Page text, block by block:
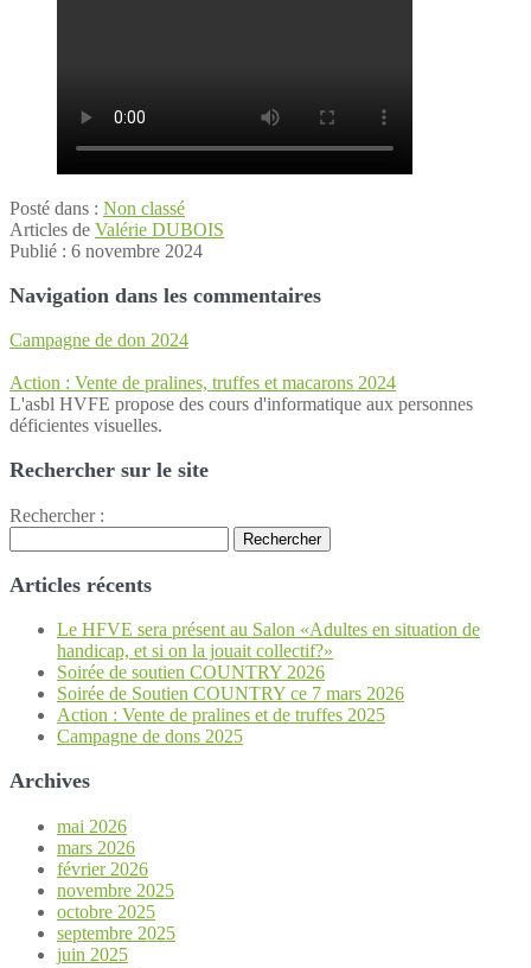
Posté dans : Non classé
Articles de Valérie DUBOIS
Publié : 6 novembre 2024
Navigation dans les commentaires
Campagne de don 2024
Action : Vente de pralines, truffes et macarons 2024
L'asbl HVFE propose des cours d'informatique aux personnes
déficientes visuelles.
Rechercher sur le site
Rechercher :
Rechercher
Articles récents
Le HFVE sera présent au Salon «Adultes en situation de
handicap, et si on la jouait collectif?»
Soirée de soutien COUNTRY 2026
Soirée de Soutien COUNTRY ce 7 mars 2026
Action : Vente de pralines et de truffes 2025
Campagne de dons 2025
Archives
mai 2026
mars 2026
février 2026
novembre 2025
octobre 2025
septembre 2025
juin 2025